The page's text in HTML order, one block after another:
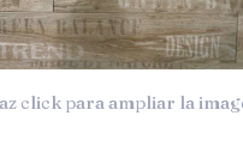
click para ampliar la